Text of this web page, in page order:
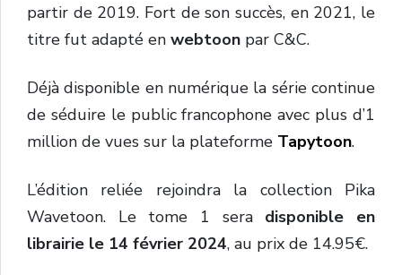
partir de 2019. Fort de son succès, en 2021, le
titre fut adapté en webtoon par C&C.
Déjà disponible en numérique la série continue
de séduire le public francophone avec plus d’1
million de vues sur la plateforme Tapytoon.
L’édition reliée rejoindra la collection Pika
Wavetoon. Le tome 1 sera disponible en
librairie le 14 février 2024, au prix de 14.95€.